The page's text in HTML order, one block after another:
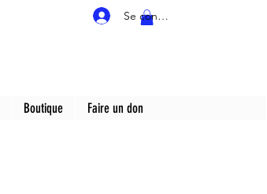
Se connecter
Boutique Faire un don